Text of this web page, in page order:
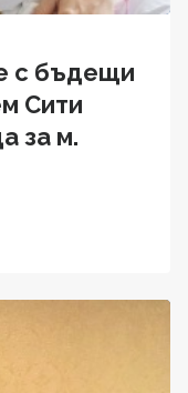
с бъдещи
Сити
за м.